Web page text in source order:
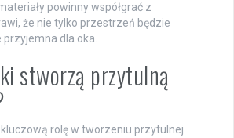
powinny współgrać z
że nie tylko przestrzeń będzie
dla oka.
stworzą przytulną
rolę w tworzeniu przytulnej